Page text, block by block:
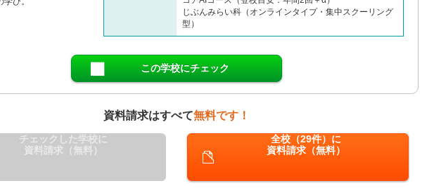
じぶんみらい科（オンラインタイプ・集中スクーリング
型）
この学校にチェック
資料請求はすべて無料です！
チェックした学校に
資料請求（無料）
全校（29件）に
資料請求（無料）